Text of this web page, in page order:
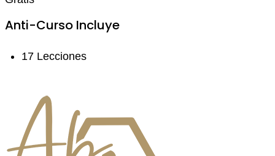
Anti-Curso Incluye
17 Lecciones